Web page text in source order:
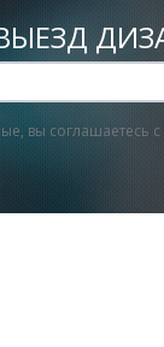
вы соглашаетесь с